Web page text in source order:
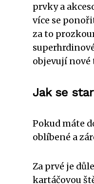
prvky a
více se
za to
objevují nové
Jak se
Pokud máte
oblíbené a
Za prvé je
kartáčovou